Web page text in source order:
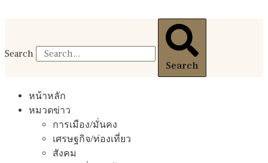
Search
Search
หน้าหลัก
หมวดข่าว
การเมือง/มั่นคง
เศรษฐกิจ/ท่องเที่ยว
สังคม